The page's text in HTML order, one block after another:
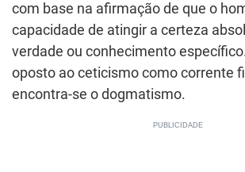
com base na afirmação de que o
capacidade de atingir a certeza
verdade ou conhecimento
oposto ao ceticismo como corrente
encontra-se o dogmatismo.